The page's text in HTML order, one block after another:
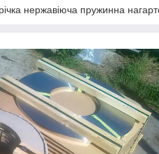
нержавіюча пружинна